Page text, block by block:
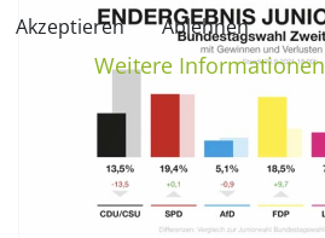
Akzeptieren Ablehnen
Weitere Informationen